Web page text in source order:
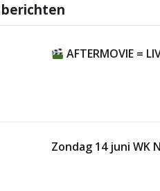
AFTERMOVIE =
Zondag 14 juni WK